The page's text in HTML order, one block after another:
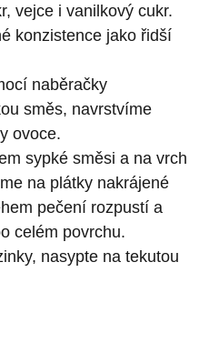
vejce i vanilkový cukr.
konzistence jako řidší
naběračky
směs, navrstvíme
ovoce.
sypké směsi a na vrch
na plátky nakrájené
pečení rozpustí a
celém povrchu.
nasypte na tekutou